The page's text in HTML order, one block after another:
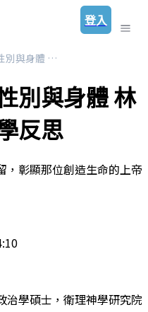
登入
《第一神拳》、性別與身體 林郁婷給我們的神學反思
別與身體 林
反思
，彰顯那位創造生命的上帝
治學碩士，衛理神學研究院